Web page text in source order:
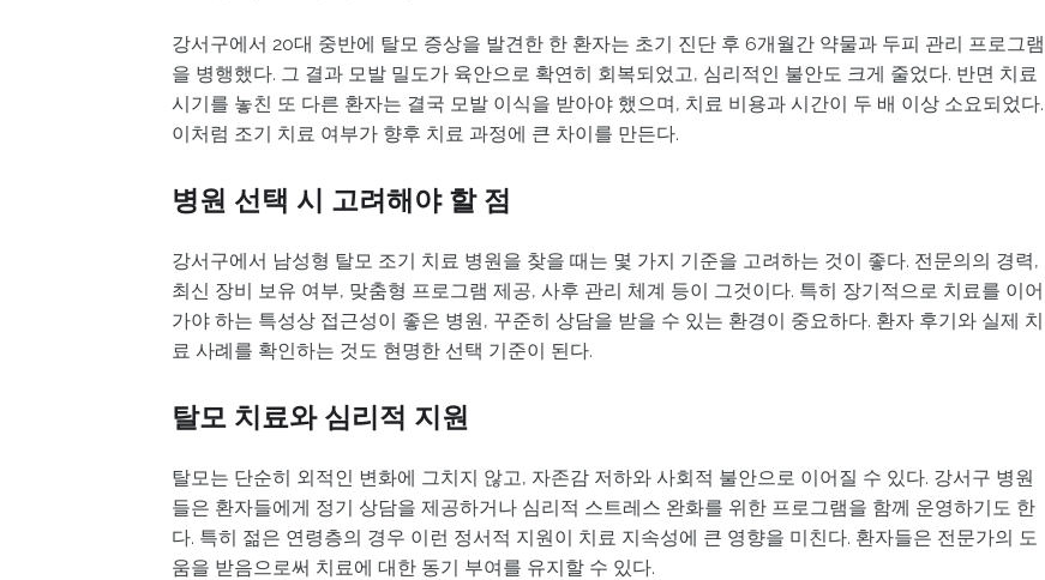
강서구에서 20대 중반에 탈모 증상을 발견한 한 환자는 초기 진단 후 6개월간 약물과 두피 관리 프로그램
을 병행했다. 그 결과 모발 밀도가 육안으로 확연히 회복되었고, 심리적인 불안도 크게 줄었다. 반면 치료
시기를 놓친 또 다른 환자는 결국 모발 이식을 받아야 했으며, 치료 비용과 시간이 두 배 이상 소요되었다.
이처럼 조기 치료 여부가 향후 치료 과정에 큰 차이를 만든다.
병원 선택 시 고려해야 할 점
강서구에서 남성형 탈모 조기 치료 병원을 찾을 때는 몇 가지 기준을 고려하는 것이 좋다. 전문의의 경력,
최신 장비 보유 여부, 맞춤형 프로그램 제공, 사후 관리 체계 등이 그것이다. 특히 장기적으로 치료를 이어
가야 하는 특성상 접근성이 좋은 병원, 꾸준히 상담을 받을 수 있는 환경이 중요하다. 환자 후기와 실제 치
료 사례를 확인하는 것도 현명한 선택 기준이 된다.
탈모 치료와 심리적 지원
탈모는 단순히 외적인 변화에 그치지 않고, 자존감 저하와 사회적 불안으로 이어질 수 있다. 강서구 병원
들은 환자들에게 정기 상담을 제공하거나 심리적 스트레스 완화를 위한 프로그램을 함께 운영하기도 한
다. 특히 젊은 연령층의 경우 이런 정서적 지원이 치료 지속성에 큰 영향을 미친다. 환자들은 전문가의 도
움을 받음으로써 치료에 대한 동기 부여를 유지할 수 있다.